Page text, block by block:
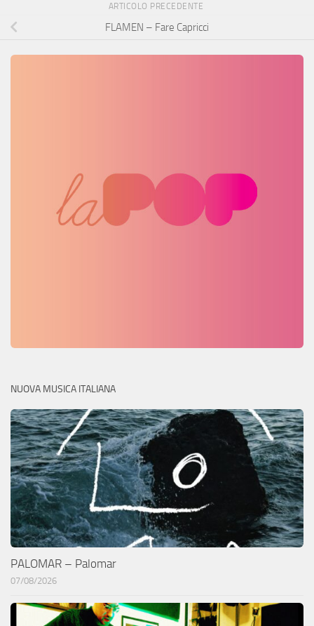
ARTICOLO PRECEDENTE
FLAMEN – Fare Capricci
NUOVA MUSICA ITALIANA
PALOMAR – Palomar
07/08/2026